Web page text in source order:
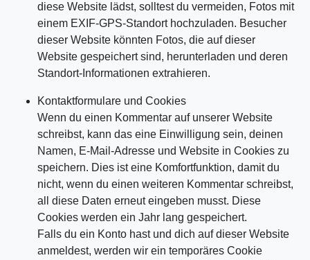
diese Website lädst, solltest du vermeiden, Fotos mit
einem EXIF-GPS-Standort hochzuladen. Besucher
dieser Website könnten Fotos, die auf dieser
Website gespeichert sind, herunterladen und deren
Standort-Informationen extrahieren.
Kontaktformulare und Cookies
Wenn du einen Kommentar auf unserer Website
schreibst, kann das eine Einwilligung sein, deinen
Namen, E-Mail-Adresse und Website in Cookies zu
speichern. Dies ist eine Komfortfunktion, damit du
nicht, wenn du einen weiteren Kommentar schreibst,
all diese Daten erneut eingeben musst. Diese
Cookies werden ein Jahr lang gespeichert.
Falls du ein Konto hast und dich auf dieser Website
anmeldest, werden wir ein temporäres Cookie